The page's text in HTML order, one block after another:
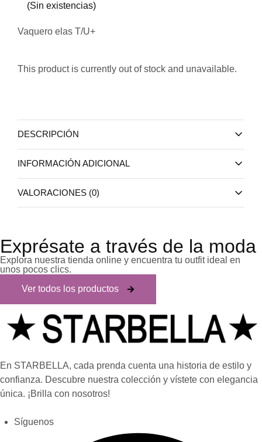
(Sin existencias)
Vaquero elas T/U+
This product is currently out of stock and unavailable.
DESCRIPCIÓN
INFORMACIÓN ADICIONAL
VALORACIONES (0)
Exprésate a través de la moda
Explora nuestra tienda online y encuentra tu outfit ideal en
unos pocos clics.
Ver todos los productos
En STARBELLA, cada prenda cuenta una historia de estilo y
confianza. Descubre nuestra colección y vístete con elegancia
única. ¡Brilla con nosotros!
Síguenos